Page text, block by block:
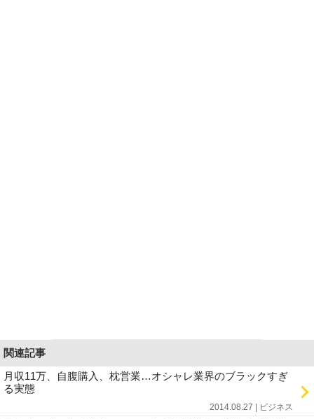
関連記事
月収11万、自腹購入、枕営業…オシャレ業界のブラックすぎ
る実態
2014.08.27 | ビジネス